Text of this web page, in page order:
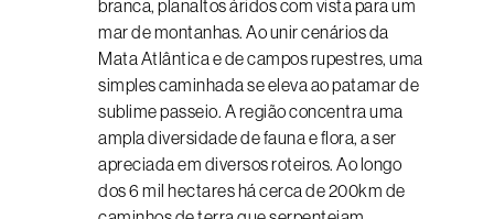
branca, planaltos áridos com vista para um
mar de montanhas. Ao unir cenários da
Mata Atlântica e de campos rupestres, uma
simples caminhada se eleva ao patamar de
sublime passeio. A região concentra uma
ampla diversidade de fauna e flora, a ser
apreciada em diversos roteiros. Ao longo
dos 6 mil hectares há cerca de 200km de